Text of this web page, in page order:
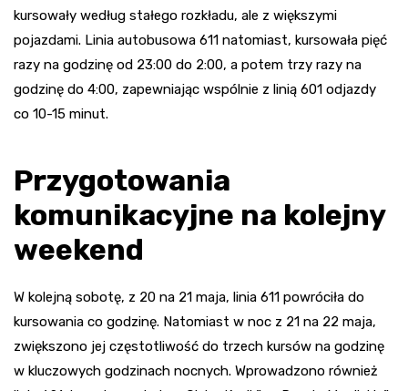
kursowały według stałego rozkładu, ale z większymi
pojazdami. Linia autobusowa 611 natomiast, kursowała pięć
razy na godzinę od 23:00 do 2:00, a potem trzy razy na
godzinę do 4:00, zapewniając wspólnie z linią 601 odjazdy
co 10-15 minut.
Przygotowania
komunikacyjne na kolejny
weekend
W kolejną sobotę, z 20 na 21 maja, linia 611 powróciła do
kursowania co godzinę. Natomiast w noc z 21 na 22 maja,
zwiększono jej częstotliwość do trzech kursów na godzinę
w kluczowych godzinach nocnych. Wprowadzono również